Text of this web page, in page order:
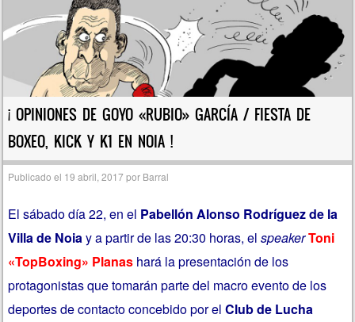
¡ OPINIONES DE GOYO «RUBIO» GARCÍA / FIESTA DE
BOXEO, KICK Y K1 EN NOIA !
Publicado el 19 abril, 2017por Barral
El sábado día 22, en el Pabellón Alonso Rodríguez de la
Villa de Noiay a partir de las 20:30 horas, elspeakerToni
«TopBoxing» Planas hará la presentación de los
protagonistas que tomarán parte del macro evento de los
deportes de contacto concebido por elClub de Lucha